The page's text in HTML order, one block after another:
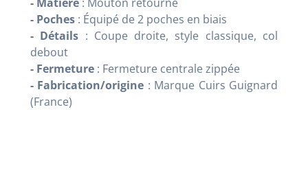
- Poches : Équipé de 2 poches en biais
- Détails : Coupe droite, style classique, col
debout
- Fermeture : Fermeture centrale zippée
- Fabrication/origine : Marque Cuirs Guignard
(France)